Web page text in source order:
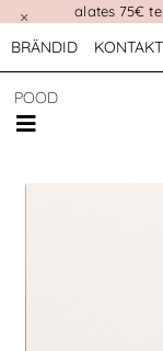
alates 75€
×
BRÄNDID KONTAKT
POOD